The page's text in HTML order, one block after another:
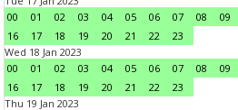
00
01 02 03 04 05 06 07 08 09
16
17 18 19 20 21 22
23
Wed 18 Jan 2023
00
01 02 03 04 05 06 07 08 09
16
17 18 19 20 21 22
23
Thu 19 Jan 2023